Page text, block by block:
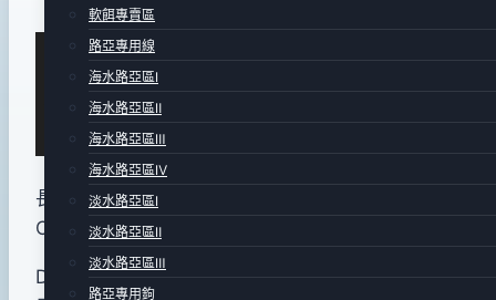
軟餌專賣區
路亞專用線
海水路亞區Ⅰ
海水路亞區Ⅱ
海水路亞區Ⅲ
海水路亞區Ⅳ
淡水路亞區Ⅰ
淡水路亞區Ⅱ
淡水路亞區Ⅲ
路亞專用鉤
日
2015
11
長90mm .重量38g. Floating type . 原廠搭配
Owner ST46 #4 號三叉鉤.
DUO Bay RUF V-90 顫泳型假餌是最適合初學者使